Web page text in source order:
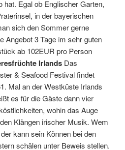
hat. Egal ob Englischer Garten,
in der bayerischen
sich den Sommer gerne
Angebot 3 Tage im sehr guten
ab 102EUR pro Person
Irlands Das
& Seafood Festival findet
Mal an der Westküste Irlands
es für die Gäste dann vier
wohin das Auge
Klängen irischer Musik. Wem
kann sein Können bei den
schälen unter Beweis stellen.